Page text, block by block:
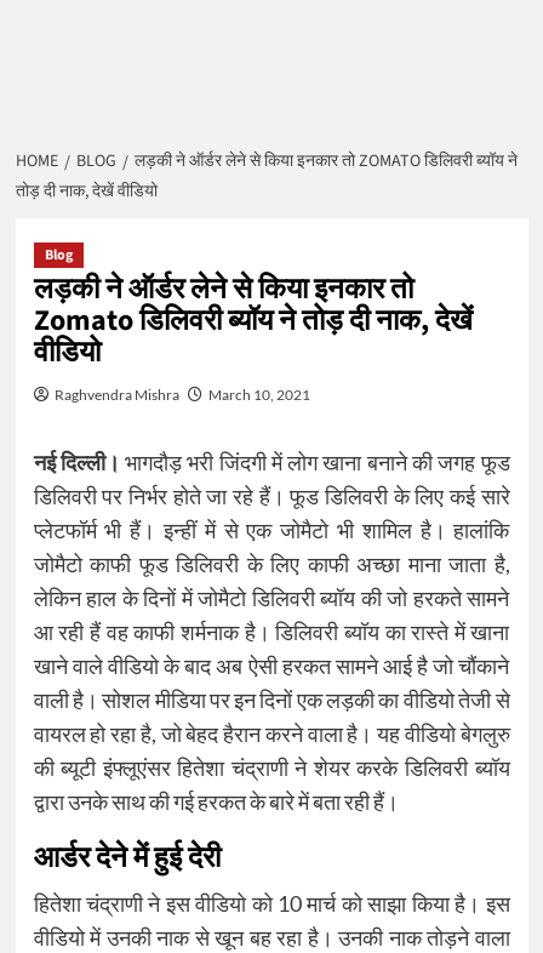
HOME BLOG
लड़की ने ऑर्डर लेने से किया इनकार तो ZOMATO डिलिवरी ब्यॉय ने
तोड़ दी नाक, देखें वीडियो
Blog
लड़की ने ऑर्डर लेने से किया इनकार तो
Zomato डिलिवरी ब्यॉय ने तोड़ दी नाक, देखें
वीडियो
Raghvendra Mishra March 10, 2021
नई दिल्‍ली। भागदौड़ भरी जिंदगी में लोग खाना बनाने की जगह फूड
डिलिवरी पर निर्भर होते जा रहे हैं। फूड डिलिवरी के लिए कई सारे
प्लेटफॉर्म भी हैं। इन्हीं में से एक जोमैटो भी शामिल है। हालांकि
जोमैटो काफी फूड डिलिवरी के लिए काफी अच्छा माना जाता है,
लेकिन हाल के दिनों में जोमैटो डिलिवरी ब्यॉय की जो हरकते सामने
आ रही हैं वह काफी शर्मनाक है। डिलिवरी ब्यॉय का रास्ते में खाना
खाने वाले वीडियो के बाद अब ऐसी हरकत सामने आई है जो चौंकाने
वाली है। सोशल मीडिया पर इन दिनों एक लड़की का वीडियो तेजी से
वायरल हो रहा है, जो बेहद हैरान करने वाला है। यह वीडियो बेगलुरु
की ब्यूटी इंफ्लूएंसर हितेशा चंद्राणी ने शेयर करके डिलिवरी ब्यॉय
द्वारा उनके साथ की गई हरकत के बारे में बता रही हैं।
आर्डर देने में हुई देरी
हितेशा चंद्राणी ने इस वीडियो को 10 मार्च को साझा किया है। इस
वीडियो में उनकी नाक से खून बह रहा है। उनकी नाक तोड़ने वाला